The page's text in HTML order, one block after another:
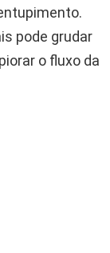
pode grudar
o fluxo da